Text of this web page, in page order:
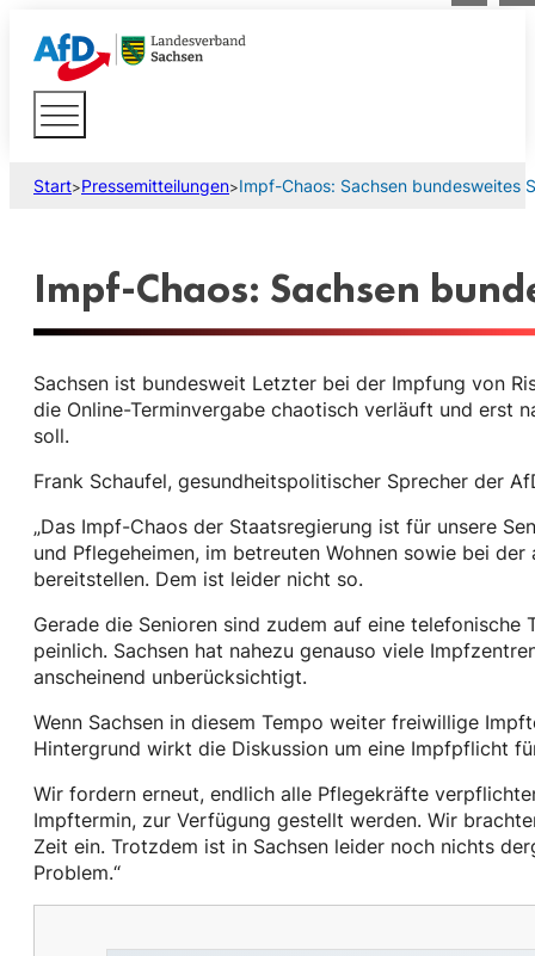
Start>Pressemitteilungen>Impf-Chaos: Sachsen bundesweites
Impf-Chaos: Sachsen
Sachsen ist bundesweit Letzter bei der Impfung von
die Online-Terminvergabe chaotisch verläuft und erst
soll.
Frank Schaufel, gesundheitspolitischer Sprecher der
„Das Impf-Chaos der Staatsregierung ist für unsere
und Pflegeheimen, im betreuten Wohnen sowie bei
bereitstellen. Dem ist leider nicht so.
Gerade die Senioren sind zudem auf eine
peinlich. Sachsen hat nahezu genauso viele
anscheinend unberücksichtigt.
Wenn Sachsen in diesem Tempo weiter freiwillige
Hintergrund wirkt die Diskussion um eine Impfpflicht
Wir fordern erneut, endlich alle Pflegekräfte
Impftermin, zur Verfügung gestellt werden. Wir
Zeit ein. Trotzdem ist in Sachsen leider noch nichts
Problem.“